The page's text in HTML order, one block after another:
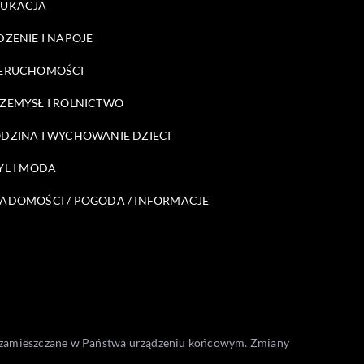
I NAPOJE
I ROLNICTWO
I WYCHOWANIE DZIECI
I MODA
/ POGODA / INFORMACJE
w Państwa urządzeniu końcowym. Zmiany